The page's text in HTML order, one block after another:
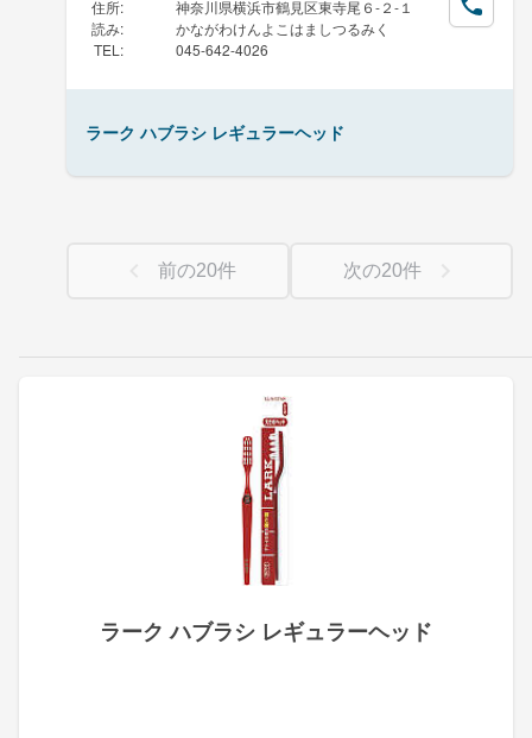
ラーク ハブラシ レギュラーヘッド
住所:
神奈川県横浜市鶴見区東寺尾６-２-１
読み:
かながわけんよこはましつるみく
TEL : 045-642-4026
ラーク ハブラシ レギュラーヘッド
前の20件 次の20件